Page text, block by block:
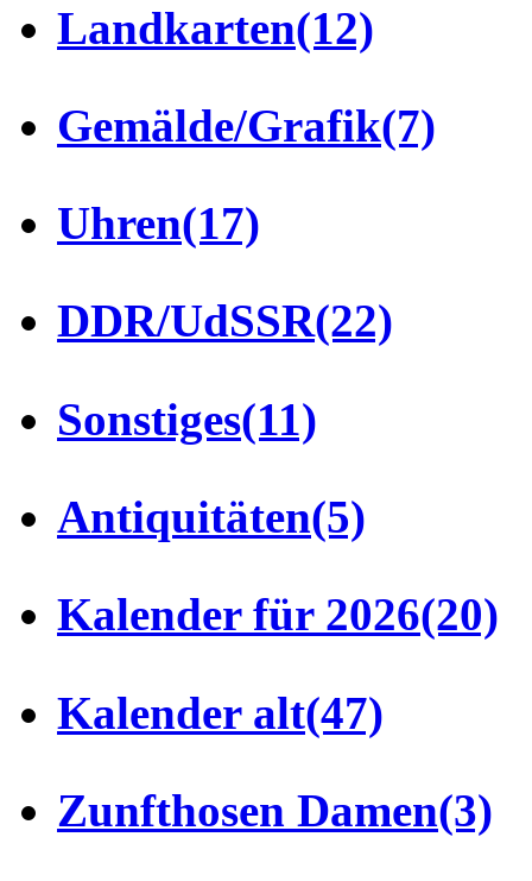
Landkarten(12)
Gemälde/Grafik(7)
Uhren(17)
DDR/UdSSR(22)
Sonstiges(11)
Antiquitäten(5)
Kalender für 2026(20)
Kalender alt(47)
Zunfthosen Damen(3)